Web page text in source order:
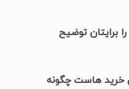
برایتان توضیح
خرید هاست چگونه